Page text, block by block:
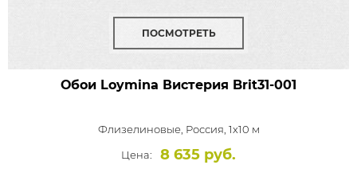
ПОСМОТРЕТЬ
Обои Loymina Вистерия Brit31-001
Флизелиновые, Россия, 1x10 м
Цена:
8 635 руб.